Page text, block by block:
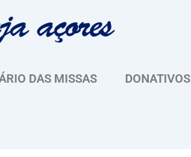
DAS MISSAS DONATIVOS